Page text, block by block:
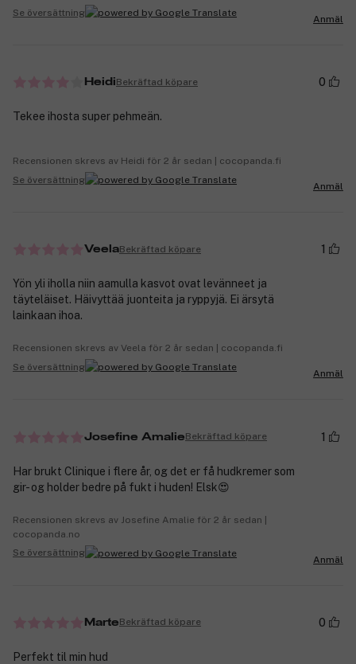
Se översättning
Anmäl
HeidiBekräftad köpare 0
Tekee ihosta super pehmeän.
Recensionen skrevs av Heidi för 2 år sedan | cocopanda.fi
Se översättning
Anmäl
VeelaBekräftad köpare 1
Yön yli iholla niin aamulla kasvot ovat levänneet ja
täyteläiset. Häivyttää juonteita ja ryppyjä. Ei ärsytä
lainkaan ihoa.
Recensionen skrevs av Veela för 2 år sedan | cocopanda.fi
Se översättning
Anmäl
Josefine AmalieBekräftad köpare 1
Har brukt Clinique i flere år, og det er få hudkremer som
gir- og holder bedre på fukt i huden! Elsk😍
Recensionen skrevs av Josefine Amalie för 2 år sedan |
cocopanda.no
Se översättning
Anmäl
MarteBekräftad köpare 0
Perfekt til min hud